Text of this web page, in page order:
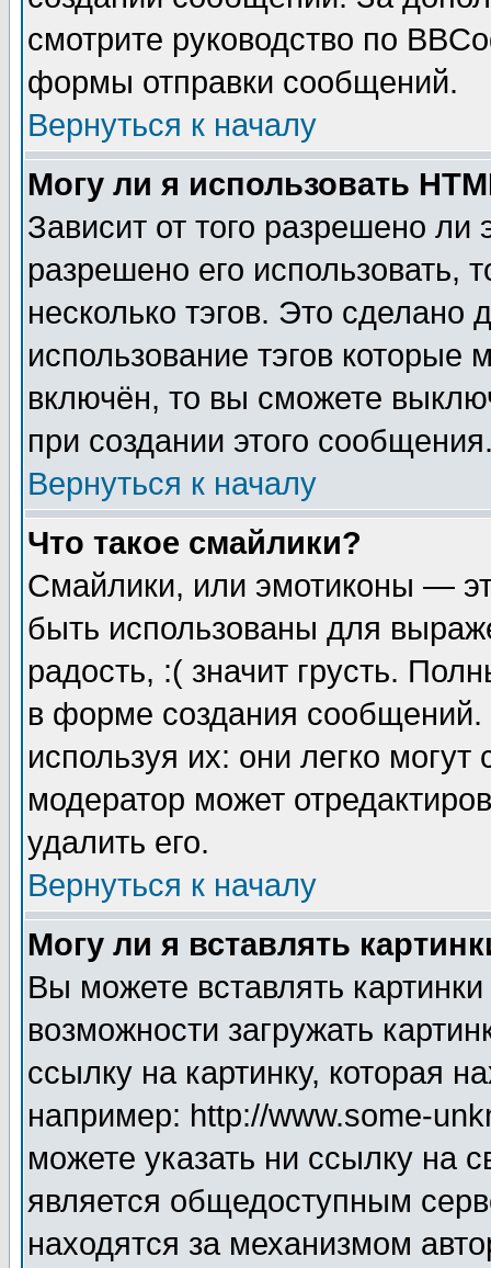
смотрите руководство по
формы отправки сообщений.
Вернуться к началу
Могу ли я использовать
Зависит от того разрешено
разрешено его использовать,
несколько тэгов. Это сделано
использование тэгов
включён, то вы сможете
при создании этого
Вернуться к началу
Что такое смайлики?
Смайлики, или эмотиконы —
быть использованы для
радость, :( значит грусть.
в форме создания сообщений.
используя их: они легко
модератор может
удалить его.
Вернуться к началу
Могу ли я вставлять
Вы можете вставлять
возможности загружать
ссылку на картинку, которая
например: http://www.some-
можете указать ни ссылку на
является общедоступным
находятся за механизмом